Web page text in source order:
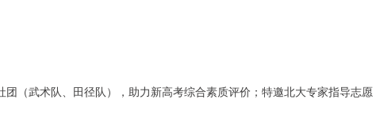
（武术队、田径队），助力新高考综合素质评价；特邀北大专家指导志愿